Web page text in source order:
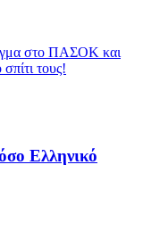
στο ΠΑΣΟΚ και
τους!
Ελληνικό